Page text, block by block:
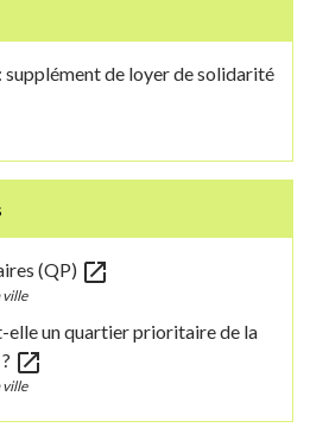
supplément de loyer de solidarité
(QP) open_in_new
ville
elle un quartier prioritaire de la
open_in_new
ville